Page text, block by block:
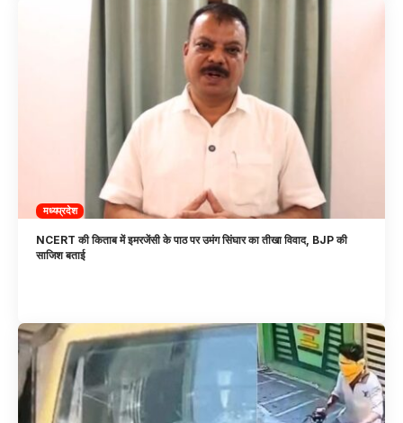
मध्यप्रदेश
NCERT की किताब में इमरजेंसी के पाठ पर उमंग सिंघार का तीखा विवाद, BJP की
साजिश बताई